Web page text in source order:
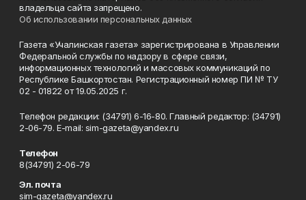
владельца сайта запрещено.
Об использовании персональных данных
Газета «Учалинская газета» зарегистрирована в Управлении
Федеральной службы по надзору в сфере связи,
информационных технологий и массовых коммуникаций по
Республике Башкортостан. Регистрационный номер ПИ № ТУ
02 - 01822 от 19.05.2025 г.
Телефон редакции: (34791) 6-16-80. Главный редактор: (34791)
2-06-79. Е-mаil: sim-gazeta@yandex.ru
Телефон
8(34791) 2-06-79
Эл. почта
sim-gazeta@yandex.ru